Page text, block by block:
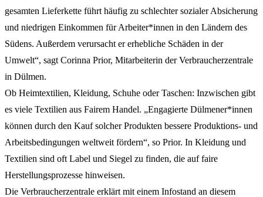
gesamten Lieferkette führt häufig zu schlechter sozialer Absicherung
und niedrigen Einkommen für Arbeiter*innen in den Ländern des
Südens. Außerdem verursacht er erhebliche Schäden in der
Umwelt“, sagt Corinna Prior, Mitarbeiterin der Verbraucherzentrale
in Dülmen.
Ob Heimtextilien, Kleidung, Schuhe oder Taschen: Inzwischen gibt
es viele Textilien aus Fairem Handel. „Engagierte Dülmener*innen
können durch den Kauf solcher Produkten bessere Produktions- und
Arbeitsbedingungen weltweit fördern“, so Prior. In Kleidung und
Textilien sind oft Label und Siegel zu finden, die auf faire
Herstellungsprozesse hinweisen.
Die Verbraucherzentrale erklärt mit einem Infostand an diesem